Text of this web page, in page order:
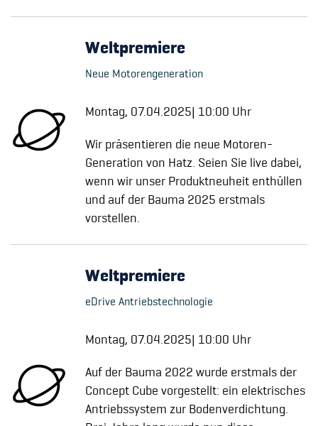
Weltpremiere
Neue Motorengeneration
Montag, 07.04.2025| 10:00 Uhr
Wir präsentieren die neue Motoren-
Generation von Hatz. Seien Sie live dabei,
wenn wir unser Produktneuheit enthüllen
und auf der Bauma 2025 erstmals
vorstellen.
Weltpremiere
eDrive Antriebstechnologie
Montag, 07.04.2025| 10:00 Uhr
Auf der Bauma 2022 wurde erstmals der
Concept Cube vorgestellt: ein elektrisches
Antriebssystem zur Bodenverdichtung.